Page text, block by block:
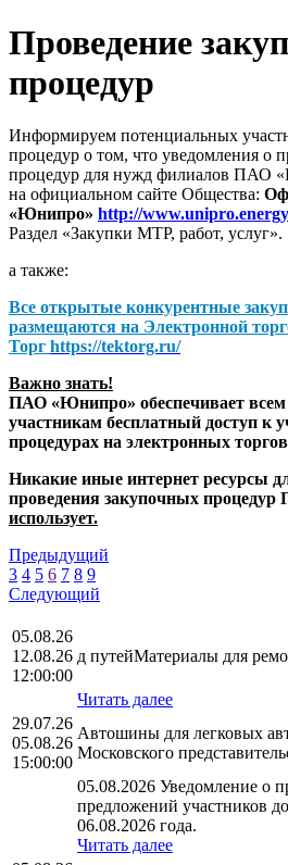
Проведение
процедур
Информируем потенциальных
процедур о том, что уведомления о
процедур для нужд филиалов ПАО
на официальном сайте Общества:
«Юнипро» http://
Раздел «Закупки МТР, работ, услуг».
а также:
Все открытые конкурентные
размещаются на Электронной
Торг https://tektorg.ru/
Важно знать!
ПАО «Юнипро» обеспечивает всем
участникам бесплатный доступ к
процедурах на электронных
Никакие иные интернет ресурсы
проведения закупочных
использует.
Предыдущий
3 4 5 6 7 8 9
Следующий
05.08.26
12.08.26
12:00:00
д путейМатериалы для
Читать далее
29.07.26
05.08.26
15:00:00
Автошины для легковых
Московского
05.08.2026 Уведомление о
предложений участников
06.08.2026 года.
Читать далее